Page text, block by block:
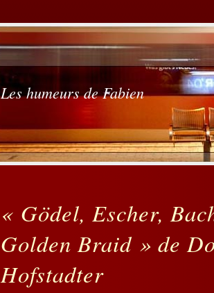
Les humeurs de Fabien
« Gödel, Escher,
Golden Braid » de
Hofstadter